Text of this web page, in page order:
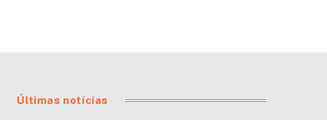
Últimas notícias